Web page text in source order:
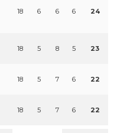
18 6 6 6 24
18 5 8 5 23
18 5 7 6 22
18 5 7 6 22